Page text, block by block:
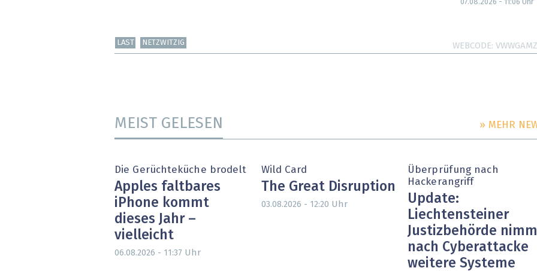
07.08.2026 - 11:06 Uhr
LAST NETZWITZIG WEBCODE
MEIST GELESEN » MEHR
Die Gerüchteküche brodelt
Apples faltbares
iPhone kommt
dieses Jahr –
vielleicht
06.08.2026 - 11:37 Uhr
Wild Card
The Great Disruption
03.08.2026 - 12:20 Uhr
Überprüfung nach
Hackerangriff
Update:
Liechtensteiner
Justizbehörde
nach Cyberattacke
weitere Systeme